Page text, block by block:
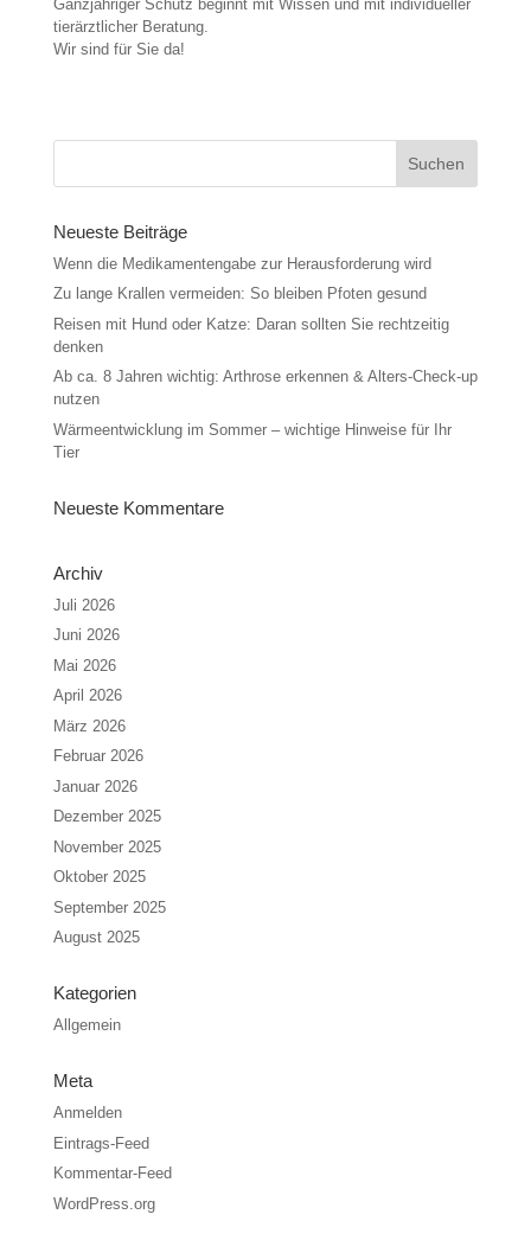
Ganzjähriger Schutz beginnt mit Wissen und mit individueller
tierärztlicher Beratung.
Wir sind für Sie da!
Neueste Beiträge
Wenn die Medikamentengabe zur Herausforderung wird
Zu lange Krallen vermeiden: So bleiben Pfoten gesund
Reisen mit Hund oder Katze: Daran sollten Sie rechtzeitig
denken
Ab ca. 8 Jahren wichtig: Arthrose erkennen & Alters-Check-up
nutzen
Wärmeentwicklung im Sommer – wichtige Hinweise für Ihr
Tier
Neueste Kommentare
Archiv
Juli 2026
Juni 2026
Mai 2026
April 2026
März 2026
Februar 2026
Januar 2026
Dezember 2025
November 2025
Oktober 2025
September 2025
August 2025
Kategorien
Allgemein
Meta
Anmelden
Eintrags-Feed
Kommentar-Feed
WordPress.org